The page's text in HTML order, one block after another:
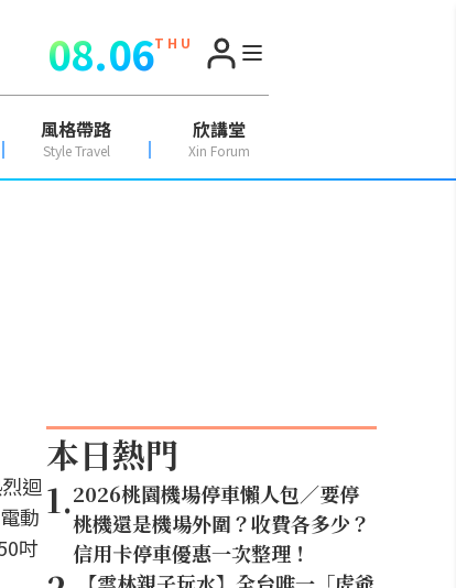
08.06T H U
風格帶路
Style Travel
欣講堂
Xin Forum
迴
動
吋
本日熱門
1.2026桃園機場停車懶人包／要停
桃機還是機場外圍？收費各多少？
信用卡停車優惠一次整理！